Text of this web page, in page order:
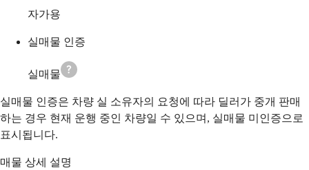
자가용
실매물 인증
실매물
실매물 인증은 차량 실 소유자의 요청에 따라 딜러가 중개 판매
하는 경우 현재 운행 중인 차량일 수 있으며, 실매물 미인증으로
표시됩니다.
매물 상세 설명